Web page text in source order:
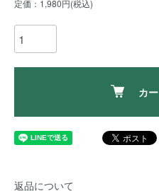
定価：1,980円(税込)
カ
返品について